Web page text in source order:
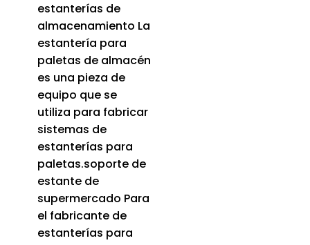
estanterías de
almacenamiento La
estantería para
paletas de almacén
es una pieza de
equipo que se
utiliza para fabricar
sistemas de
estanterías para
paletas.soporte de
estante de
supermercado Para
el fabricante de
estanterías para